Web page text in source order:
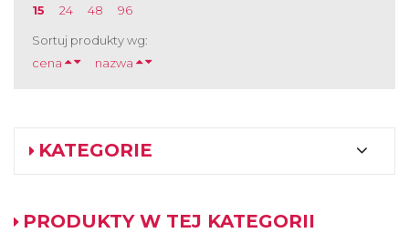
15
24 48 96
Sortuj produkty wg:
cena
nazwa
KATEGORIE
PRODUKTY W TEJ KATEGORII